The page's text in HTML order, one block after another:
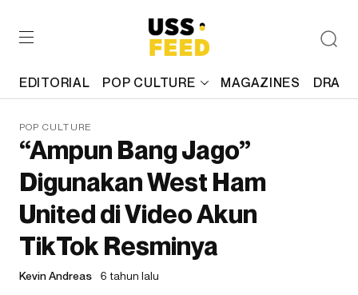
EDITORIAL POP CULTURE MAGAZINES
POP CULTURE
“Ampun Bang Jago”
Digunakan West Ham
United di Video Akun
TikTok Resminya
Kevin Andreas 6 tahun lalu